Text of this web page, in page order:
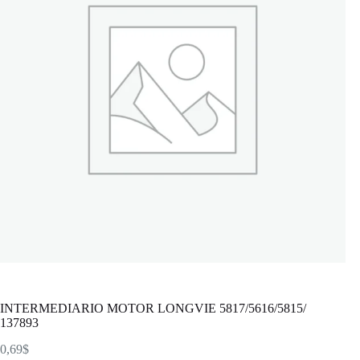
INTERMEDIARIO MOTOR LONGVIE 5817/5616/5815/
137893
0,69$